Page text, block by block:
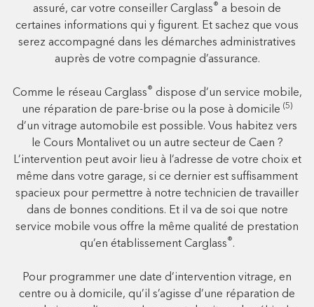
assuré, car votre conseiller Carglass® a besoin de
certaines informations qui y figurent. Et sachez que vous
serez accompagné dans les démarches administratives
auprès de votre compagnie d’assurance.
Comme le réseau Carglass® dispose d’un service mobile,
une réparation de pare-brise ou la pose à domicile (5)
d’un vitrage automobile est possible. Vous habitez vers
le Cours Montalivet ou un autre secteur de Caen ?
L’intervention peut avoir lieu à l’adresse de votre choix et
même dans votre garage, si ce dernier est suffisamment
spacieux pour permettre à notre technicien de travailler
dans de bonnes conditions. Et il va de soi que notre
service mobile vous offre la même qualité de prestation
qu’en établissement Carglass®.
Pour programmer une date d’intervention vitrage, en
centre ou à domicile, qu’il s’agisse d’une réparation de